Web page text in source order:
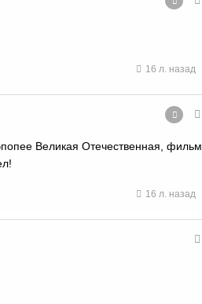
16 л. назад
Великая Отечественная, фильм
16 л. назад